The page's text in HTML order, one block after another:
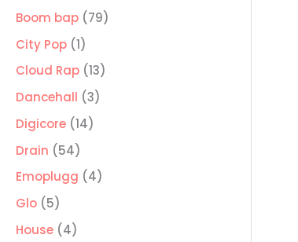
producto
Boom bap 7979
City Pop 11
producto
Cloud Rap 1313
Dancehall 33
Digicore 1414
Drain 5454
productos
Emoplugg 44
Glo 55
productos
House 44